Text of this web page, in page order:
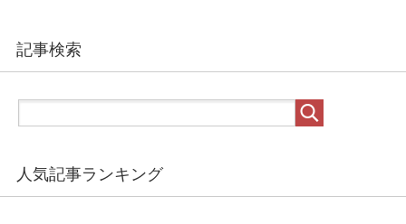
記事検索
人気記事ランキング